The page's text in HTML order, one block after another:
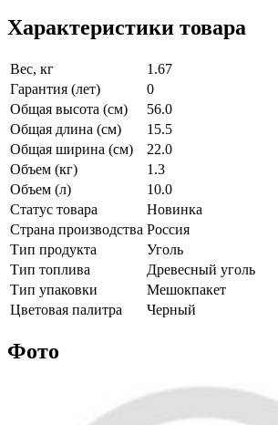
Характеристики товара
Вес, кг
1.67
Гарантия (лет)
0
Общая высота (см)
56.0
Общая длина (см)
15.5
Общая ширина (см)
22.0
Объем (кг)
1.3
Объем (л)
10.0
Статус товара
Новинка
Страна производства Россия
Тип продукта
Уголь
Тип топлива
Древесный уголь
Тип упаковки
Мешокпакет
Цветовая палитра
Черный
Фото